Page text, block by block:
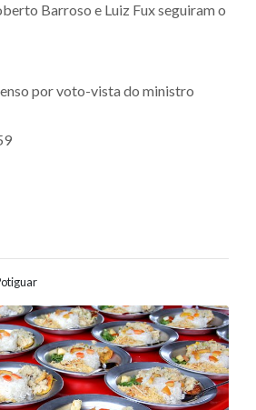
Barroso e Luiz Fux seguiram o
por voto-vista do ministro
entre posts